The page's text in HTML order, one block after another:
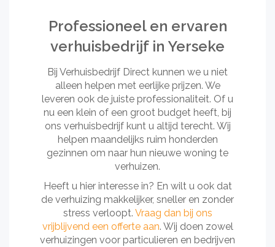
Professioneel en ervaren
verhuisbedrijf in Yerseke
Bij Verhuisbedrijf Direct kunnen we u niet
alleen helpen met eerlijke prijzen. We
leveren ook de juiste professionaliteit. Of u
nu een klein of een groot budget heeft, bij
ons verhuisbedrijf kunt u altijd terecht. Wij
helpen maandelijks ruim honderden
gezinnen om naar hun nieuwe woning te
verhuizen.
Heeft u hier interesse in? En wilt u ook dat
de verhuizing makkelijker, sneller en zonder
stress verloopt. Vraag dan bij ons
vrijblijvend een offerte aan. Wij doen zowel
verhuizingen voor particulieren en bedrijven